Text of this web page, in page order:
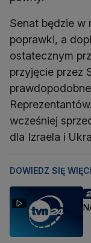
Senat będzie w
poprawki, a
ostatecznym
przyjęcie przez
wcześniej
dla Izraela i
DOWIEDZ SIĘ